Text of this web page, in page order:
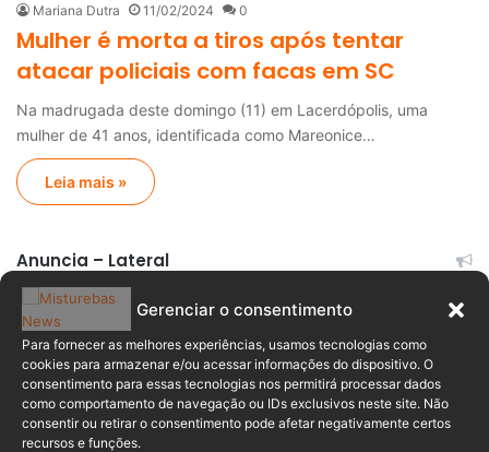
Gerenciar o consentimento
Para fornecer as melhores experiências, usamos tecnologias como
cookies para armazenar e/ou acessar informações do dispositivo. O
consentimento para essas tecnologias nos permitirá processar dados
como comportamento de navegação ou IDs exclusivos neste site. Não
consentir ou retirar o consentimento pode afetar negativamente certos
recursos e funções.
Mariana Dutra 11/02/2024 0
Mulher é morta a tiros após tentar
atacar policiais com facas em SC
Na madrugada deste domingo (11) em Lacerdópolis, uma
mulher de 41 anos, identificada como Mareonice…
Leia mais »
Anuncia – Lateral
Populares Recentes